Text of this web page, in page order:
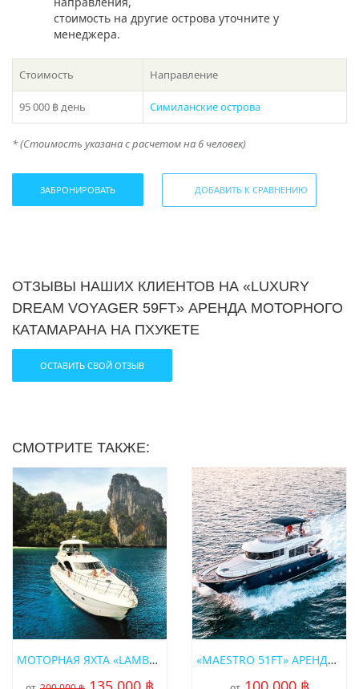
Идеально для тех, кто хочет совместить активный
отдых с релаксом в тропическом раю.
Аренда моторного катамарана «Luxury Dream Voyager
59ft» на Пхукете — это шанс погрузиться в атмосферу
тропической роскоши. Представьте: вы мчитесь по
волнам, причаливаете к эксклюзивным бухтам или
наслаждаетесь коктейлями на закате. Наша компания
предлагает аренду катамарана с профессиональным
экипажем, готовым выполнить любые пожелания.
Аренда катамарана «Luxury Dream Voyager 59ft» на
Пхукете подходит для различных сценариев: от
Не упустите шанс на роскошные водные приключения!
Аренда моторного катамарана «Luxury Dream Voyager
59ft» на Пхукете — это ваш путь к элитному отдыху в
тропическом раю.
Если у вас остался вопрос “Какое направление выбрать
с Пхукета?” , то в подборе экскурсии вам поможет наш
Либо наш менеджер предложит вам варианты исходя
из ваших пожеланий – просто закажите звонок или
наберите телефон в шапке сайта!
* Цены на пик сезона (15 декабря — 20 января) уточняйте у
менеджера
стоимость на другие острова уточните у
менеджера.
Стоимость Направление
95 000 ฿день Симиланские острова
* (Стоимость указана с расчетом на 6 человек)
ЗАБРОНИРОВАТЬ ДОБАВИТЬ К СРАВНЕНИЮ
ОТЗЫВЫ НАШИХ КЛИЕНТОВ НА «LUXURY
DREAM VOYAGER 59FT» АРЕНДА МОТОРНОГО
КАТАМАРАНА НА ПХУКЕТЕ
ОСТАВИТЬ СВОЙ ОТЗЫВ
СМОТРИТЕ ТАКЖЕ:
МОТОРНАЯ ЯХТА «LAMBERTI 80 FT» «MAESTRO 51FT» АРЕНДА ЯХТЫ НА ПХУКЕТЕ